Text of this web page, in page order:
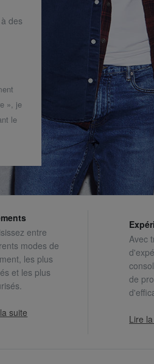
des
», je
le
entre
modes de
les plus
et les plus
suite
Avec
de
Lire